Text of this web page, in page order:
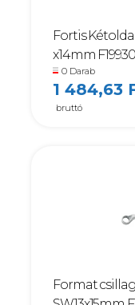
Fortis
x14mm
0 Darab
1 484,63
bruttó
Format